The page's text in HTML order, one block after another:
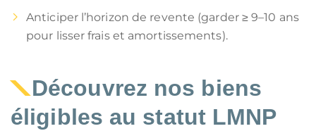
Anticiper l’horizon de revente (garder ≥ 9–10 ans
pour lisser frais et amortissements).
Découvrez nos biens
éligibles au statut LMNP